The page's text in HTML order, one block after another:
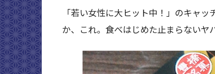
「若い女性に大ヒット中！」のキャ
か、これ。食べはじめた止まらないヤ